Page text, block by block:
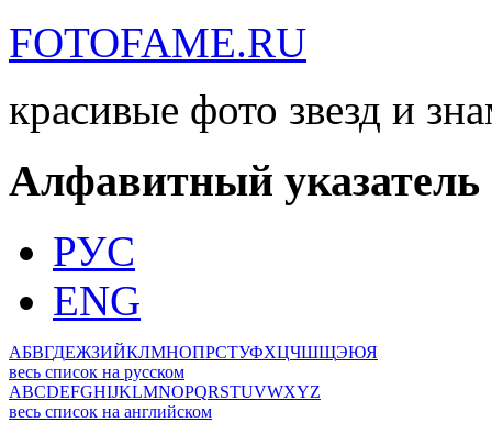
FOTOFAME.RU
красивые фото звезд и
Алфавитный указатель
РУС
ENG
АБВГДЕЖЗИЙКЛМНОПРСТУФХЦЧШЩЭЮЯ
весь список на русском
ABCDEFGHIJKLMNOPQRSTUVWXYZ
весь список на английском